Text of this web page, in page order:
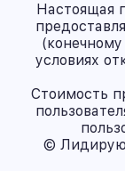
Настоящая
условиях
Стоимость
©